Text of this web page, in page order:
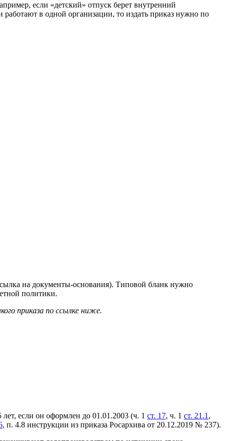
если «детский» отпуск берет внутренний
в одной организации, то издать приказ нужно по
на документы-основания). Типовой бланк нужно
политики.
приказа по ссылке ниже.
если он оформлен до 01.01.2003 (ч. 1 ст. 17, ч. 1 ст. 21.1 ,
, п. 4.8 инструкции из приказа Росархива от 20.12.2019 № 237).